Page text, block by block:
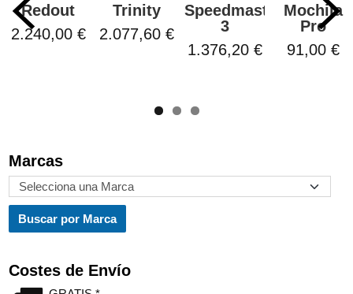
Marcas
Costes de Envío
Redout
2.240,00 €
Trinity
2.077,60 €
Speedmaster
3
1.376,20 €
Mochila
Pro
91,00 €